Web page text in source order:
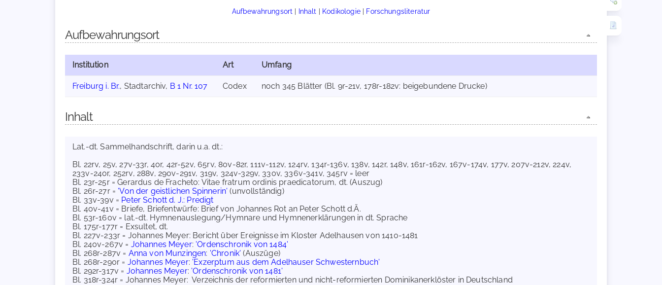
Aufbewahrungsort | Inhalt | Kodikologie| Forschungsliteratur
Aufbewahrungsort
Institution Art Umfang
Freiburg i. Br., Stadtarchiv, B 1 Nr. 107 Codex noch 345 Blätter (Bl. 9r-21v, 178r-182v: beigebundene Drucke)
Inhalt
Lat.-dt. Sammelhandschrift, darin u.a. dt.:
Bl. 22rv, 25v, 27v-33r, 40r, 42r-52v, 65rv, 80v-82r, 111v-112v, 124rv, 134r-136v, 138v, 142r, 148v, 161r-162v, 167v-174v, 177v, 207v-212v, 224v,
233v-240r, 252rv, 288v, 290v-291v, 319v, 324v-329v, 330v, 336v-341v, 345rv = leer
Bl. 23r-25r = Gerardus de Fracheto: Vitae fratrum ordinis praedicatorum, dt. (Auszug)
Bl. 26r-27r = 'Von der geistlichen Spinnerin' (unvollständig)
Bl. 33v-39v = Peter Schott d. J.: Predigt
Bl. 40v-41v = Briefe, Briefentwürfe: Brief von Johannes Rot an Peter Schott d.Ä.
Bl. 53r-160v = lat.-dt. Hymnenauslegung/Hymnare und Hymnenerklärungen in dt. Sprache
Bl. 175r-177r = Exsultet, dt.
Bl. 227v-233r = Johannes Meyer: Bericht über Ereignisse im Kloster Adelhausen von 1410-1481
Bl. 240v-267v = Johannes Meyer: 'Ordenschronik von 1484'
Bl. 268r-287v = Anna von Munzingen: 'Chronik' (Auszüge)
Bl. 268r-290r = Johannes Meyer: 'Exzerptum aus dem Adelhauser Schwesternbuch'
Bl. 292r-317v = Johannes Meyer: 'Ordenschronik von 1481'
Bl. 318r-324r = Johannes Meyer: Verzeichnis der reformierten und nicht-reformierten Dominikanerklöster in Deutschland